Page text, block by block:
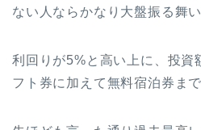
ない人ならかなり大盤振る舞
利回りが5%と高い上に、投資
フト券に加えて無料宿泊券まで